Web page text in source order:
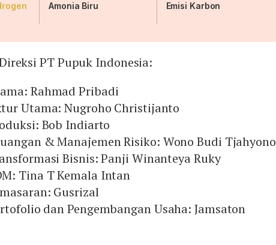
Amonia Biru
Emisi Karbon
PT Pupuk Indonesia:
Rahmad Pribadi
Utama: Nugroho Christijanto
Bob Indiarto
& Manajemen Risiko: Wono Budi Tjahyono
Bisnis: Panji Winanteya Ruky
Tina T Kemala Intan
Gusrizal
dan Pengembangan Usaha: Jamsaton